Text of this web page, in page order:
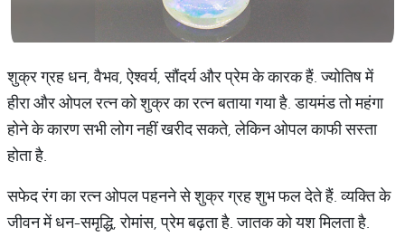
शुक्र ग्रह धन, वैभव, ऐश्‍वर्य, सौंदर्य और प्रेम के कारक हैं. ज्‍योतिष में
हीरा और ओपल रत्‍न को शुक्र का रत्‍न बताया गया है. डायमंड तो महंगा
होने के कारण सभी लोग नहीं खरीद सकते, लेकिन ओपल काफी सस्‍ता
होता है.
सफेद रंग का रत्न ओपल पहनने से शुक्र ग्रह शुभ फल देते हैं. व्‍यक्ति के
जीवन में धन-समृद्धि, रोमांस, प्रेम बढ़ता है. जातक को यश मिलता है.